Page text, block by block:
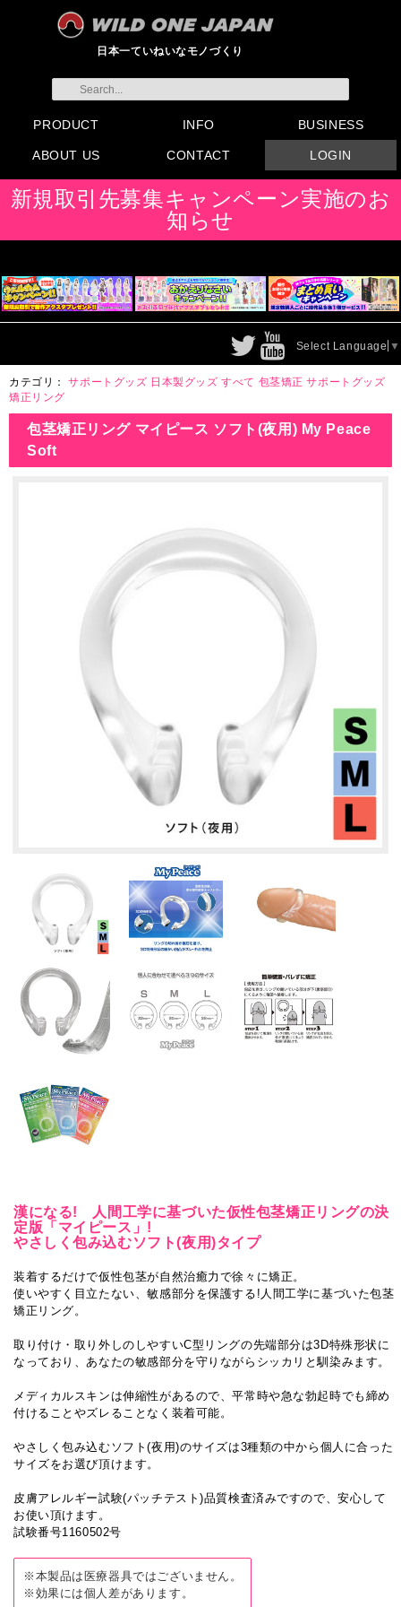
日本一ていねいなモノづくり
PRODUCT
すべてのグッズ
新製品
発売前製品
デンマ
ニップルドーム他
ローター
バイブ
オナホール
ラブドール
サポート
矯正リング
ローション
ラブサプリ
ディルド
アナル
SMグッズ
日本製グッズ
その他グッズ
INFO
製品情報
お知らせ
イベント・展示会
メディア掲載
BUSINESS
会員登録
注文方法・卸売りについ
FAX注文書
カタログ
販促物配布
代理店契約について
ABOUT US
会社概要
よくある質問
取り扱い店リスト
CONTACT
お問い合わせ
付属品販売(一般のお客様
向け)
アイディア募集
LOGIN
新規取引先募集キャンペーン実施のお
知らせ
Select Language ▼
カテゴリ：サポートグッズ 日本製グッズ すべて 包茎矯正 サポートグッズ
矯正リング
包茎矯正リング マイピース ソフト(夜用) My Peace
Soft
漢になる! 人間工学に基づいた仮性包茎矯正リングの決
定版「マイピース」!
やさしく包み込むソフト(夜用)タイプ
装着するだけで仮性包茎が自然治癒力で徐々に矯正。
使いやすく目立たない、敏感部分を保護する!人間工学に基づいた包茎
矯正リング。
取り付け・取り外しのしやすいC型リングの先端部分は3D特殊形状に
なっており、あなたの敏感部分を守りながらシッカリと馴染みます。
メディカルスキンは伸縮性があるので、平常時や急な勃起時でも締め
付けることやズレることなく装着可能。
やさしく包み込むソフト(夜用)のサイズは3種類の中から個人に合った
サイズをお選び頂けます。
皮膚アレルギー試験(パッチテスト)品質検査済みですので、安心して
お使い頂けます。
試験番号1160502号
※本製品は医療器具ではございません。
※効果には個人差があります。